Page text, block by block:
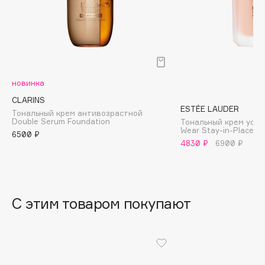
Banderas
Basicare
Batiste
Beauty Bomb
Bebble
новинка
CLARINS
Тональный крем антивозрастной
Double Serum Foundation
6500 ₽
ESTÉE LAUDER
Тональный крем
Wear Stay-in-Place
4830 ₽
6900 ₽
С этим товаром покупают